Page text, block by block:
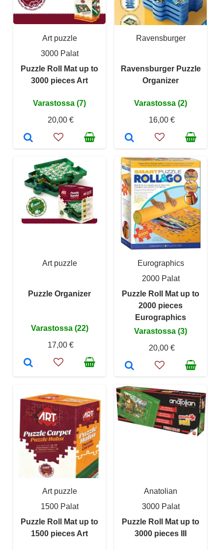
Art puzzle
3000 Palat
Puzzle Roll Mat up to
3000 pieces Art
Varastossa (7)
20,00 €
Ravensburger
Ravensburger Puzzle
Organizer
Varastossa (2)
16,00 €
Art puzzle
Puzzle Organizer
Varastossa (22)
17,00 €
Eurographics
2000 Palat
Puzzle Roll Mat up to
2000 pieces
Eurographics
Varastossa (3)
20,00 €
Art puzzle
1500 Palat
Puzzle Roll Mat up to
1500 pieces Art
Anatolian
3000 Palat
Puzzle Roll Mat up to
3000 pieces III